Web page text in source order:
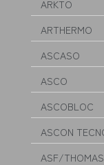
ARKTO
ARTHERMO
ASCASO
ASCO
ASCOBLOC
ASCON
ASF/THOMAS